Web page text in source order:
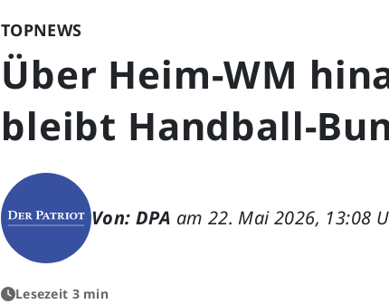
TOPNEWS
Über Heim-WM
bleibt Handball-
Von: DPA am 22. Mai 2026, 13:08
Lesezeit 3 min